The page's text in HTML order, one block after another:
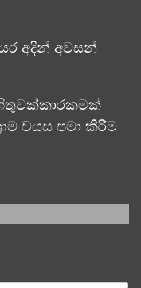
අදින් අවසන්
වයස පමා කිරීම